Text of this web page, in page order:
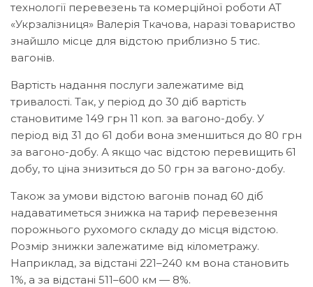
технології перевезень та комерційної роботи АТ
«Укрзалізниця» Валерія Ткачова, наразі товариство
знайшло місце для відстою приблизно 5 тис.
вагонів.
Вартість надання послуги залежатиме від
тривалості. Так, у період до 30 діб вартість
становитиме 149 грн 11 коп. за вагоно-добу. У
період від 31 до 61 доби вона зменшиться до 80 грн
за вагоно-добу. А якщо час відстою перевищить 61
добу, то ціна знизиться до 50 грн за вагоно-добу.
Також за умови відстою вагонів понад 60 діб
надаватиметься знижка на тариф перевезення
порожнього рухомого складу до місця відстою.
Розмір знижки залежатиме від кілометражу.
Наприклад, за відстані 221–240 км вона становить
1%, а за відстані 511–600 км — 8%.